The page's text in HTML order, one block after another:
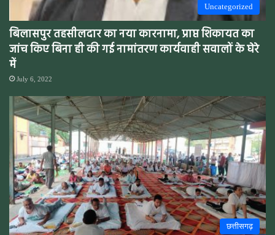
Uncategorized
बिलासपुर तहसीलदार का नया कारनामा, प्राप्त शिकायत का
जांच किए बिना ही की गई नामांतरण कार्यवाही सवालों के घेरे
में
July 6, 2022
छत्तीसगढ़